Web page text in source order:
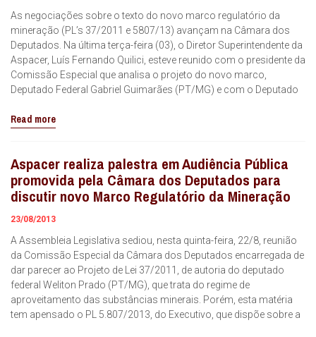
As negociações sobre o texto do novo marco regulatório da
mineração (PL’s 37/2011 e 5807/13) avançam na Câmara dos
Deputados. Na última terça-feira (03), o Diretor Superintendente da
Aspacer, Luís Fernando Quilici, esteve reunido com o presidente da
Comissão Especial que analisa o projeto do novo marco,
Deputado Federal Gabriel Guimarães (PT/MG) e com o Deputado
Read more
Aspacer realiza palestra em Audiência Pública
promovida pela Câmara dos Deputados para
discutir novo Marco Regulatório da Mineração
23/08/2013
A Assembleia Legislativa sediou, nesta quinta-feira, 22/8, reunião
da Comissão Especial da Câmara dos Deputados encarregada de
dar parecer ao Projeto de Lei 37/2011, de autoria do deputado
federal Weliton Prado (PT/MG), que trata do regime de
aproveitamento das substâncias minerais. Porém, esta matéria
tem apensado o PL 5.807/2013, do Executivo, que dispõe sobre a